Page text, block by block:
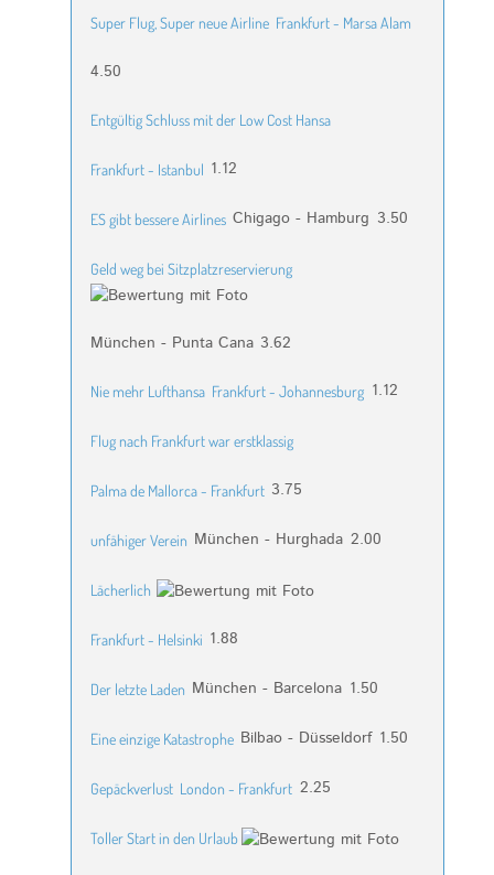
Super Flug, Super neue Airline Frankfurt - Marsa Alam
4.50
Entgültig Schluss mit der Low Cost Hansa
Frankfurt - Istanbul 1.12
ES gibt bessere Airlines Chigago - Hamburg 3.50
Geld weg bei Sitzplatzreservierung
München - Punta Cana 3.62
Nie mehr Lufthansa Frankfurt - Johannesburg 1.12
Flug nach Frankfurt war erstklassig
Palma de Mallorca - Frankfurt 3.75
unfähiger Verein München - Hurghada 2.00
Lächerlich
Frankfurt - Helsinki 1.88
Der letzte Laden München - Barcelona 1.50
Eine einzige Katastrophe Bilbao - Düsseldorf 1.50
Gepäckverlust London - Frankfurt 2.25
Toller Start in den Urlaub